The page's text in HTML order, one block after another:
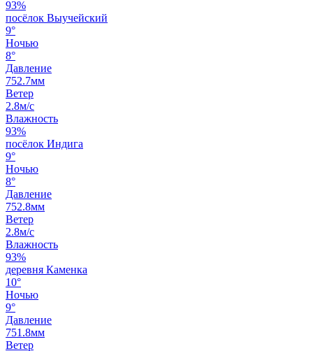
93%
посёлок Выучейский
9°
Ночью
8°
Давление
752.7мм
Ветер
2.8м/с
Влажность
93%
посёлок Индига
9°
Ночью
8°
Давление
752.8мм
Ветер
2.8м/с
Влажность
93%
деревня Каменка
10°
Ночью
9°
Давление
751.8мм
Ветер